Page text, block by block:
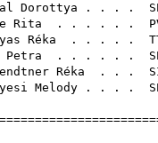
Dorottya . . . .
Rita . . . . . .
Réka . . . . .
Petra . . . . . .
Réka . . .
Melody . . . .